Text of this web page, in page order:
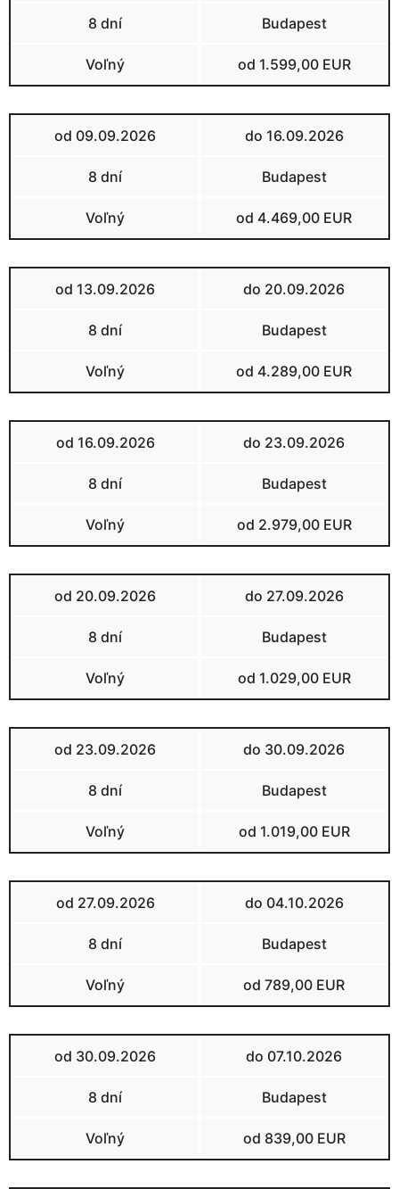
8 dní Budapest
Voľný od 1.599,00 EUR
od 09.09.2026 do 16.09.2026
8 dní Budapest
Voľný od 4.469,00 EUR
od 13.09.2026 do 20.09.2026
8 dní Budapest
Voľný od 4.289,00 EUR
od 16.09.2026 do 23.09.2026
8 dní Budapest
Voľný od 2.979,00 EUR
od 20.09.2026 do 27.09.2026
8 dní Budapest
Voľný od 1.029,00 EUR
od 23.09.2026 do 30.09.2026
8 dní Budapest
Voľný od 1.019,00 EUR
od 27.09.2026 do 04.10.2026
8 dní Budapest
Voľný od 789,00 EUR
od 30.09.2026 do 07.10.2026
8 dní Budapest
Voľný od 839,00 EUR